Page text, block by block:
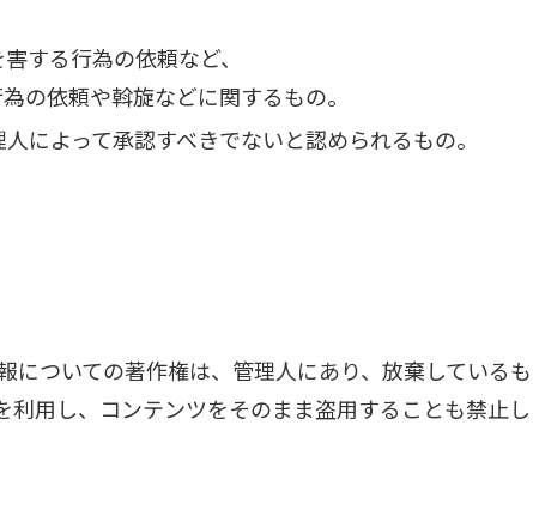
する行為の依頼など、
の依頼や斡旋などに関するもの。
によって承認すべきでないと認められるもの。
についての著作権は、管理人にあり、放棄しているも
利用し、コンテンツをそのまま盗用することも禁止し